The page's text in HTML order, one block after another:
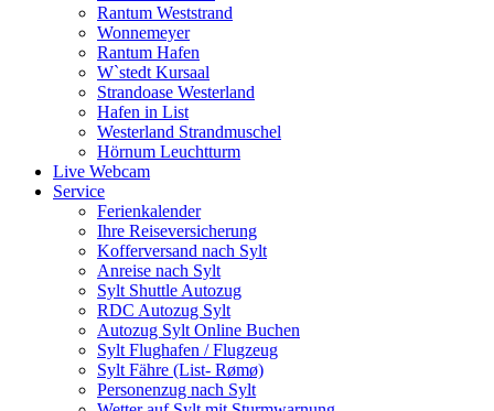
Rantum Weststrand
Wonnemeyer
Rantum Hafen
W`stedt Kursaal
Strandoase Westerland
Hafen in List
Westerland Strandmuschel
Hörnum Leuchtturm
Live Webcam
Service
Ferienkalender
Ihre Reiseversicherung
Kofferversand nach Sylt
Anreise nach Sylt
Sylt Shuttle Autozug
RDC Autozug Sylt
Autozug Sylt Online Buchen
Sylt Flughafen / Flugzeug
Sylt Fähre (List- Rømø)
Personenzug nach Sylt